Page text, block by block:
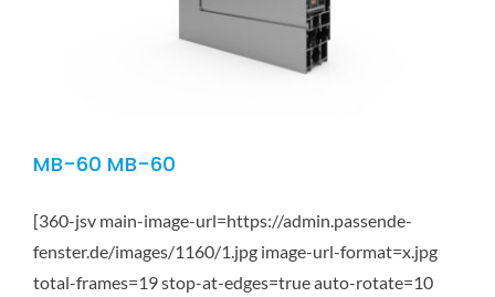
MB-60 MB-60
[360-jsv main-image-url=https://admin.passende-
fenster.de/images/1160/1.jpg image-url-format=x.jpg
total-frames=19 stop-at-edges=true auto-rotate=10